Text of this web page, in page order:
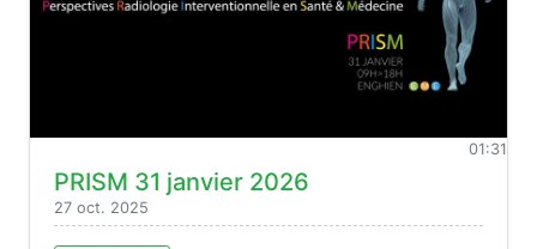
01:31
PRISM 31 janvier 2026
27 oct. 2025